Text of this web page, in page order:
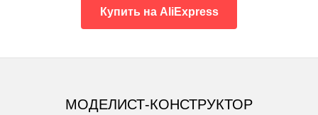
Купить на AliExpress
МОДЕЛИСТ-КОНСТРУКТОР